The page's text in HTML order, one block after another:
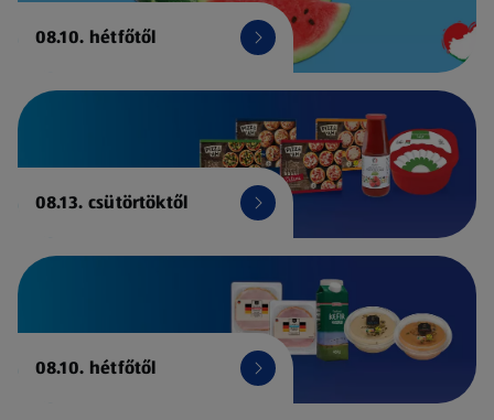
08.10. hétfőtől
08.13. csütörtöktől
08.10. hétfőtől